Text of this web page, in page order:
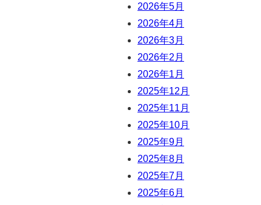
2026年5月
2026年4月
2026年3月
2026年2月
2026年1月
2025年12月
2025年11月
2025年10月
2025年9月
2025年8月
2025年7月
2025年6月